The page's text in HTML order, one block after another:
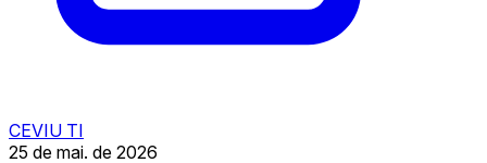
CEVIU TI
25 de mai. de 2026